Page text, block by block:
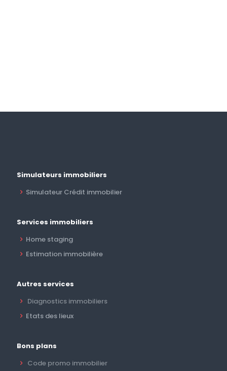
Simulateurs immobiliers
Simulateur Crédit immobilier
Services immobiliers
Home staging
Estimation immobilière
Autres services
Diagnostics immobiliers
Etats des lieux
Bons plans
Code promo immobilier